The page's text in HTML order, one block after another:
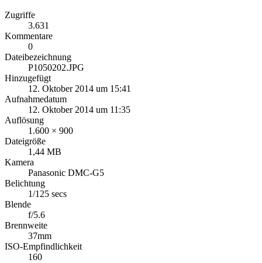
Zugriffe
3.631
Kommentare
0
Dateibezeichnung
P1050202.JPG
Hinzugefügt
12. Oktober 2014 um 15:41
Aufnahmedatum
12. Oktober 2014 um 11:35
Auflösung
1.600 × 900
Dateigröße
1,44 MB
Kamera
Panasonic DMC-G5
Belichtung
1/125 secs
Blende
f/5.6
Brennweite
37mm
ISO-Empfindlichkeit
160